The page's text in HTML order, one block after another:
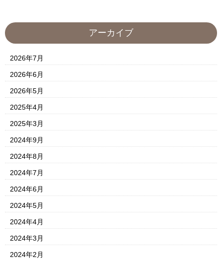
アーカイブ
2026年7月
2026年6月
2026年5月
2025年4月
2025年3月
2024年9月
2024年8月
2024年7月
2024年6月
2024年5月
2024年4月
2024年3月
2024年2月